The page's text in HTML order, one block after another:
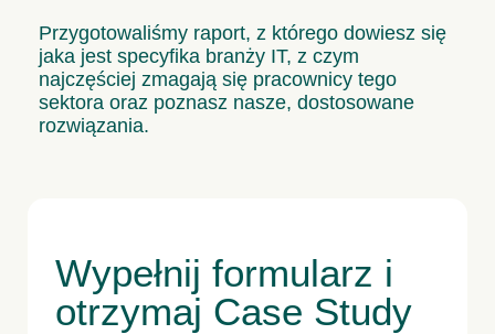
Przygotowaliśmy raport, z którego dowiesz się
jaka jest specyfika branży IT, z czym
najczęściej zmagają się pracownicy tego
sektora oraz poznasz nasze, dostosowane
rozwiązania.
Wypełnij formularz i
otrzymaj Case Study